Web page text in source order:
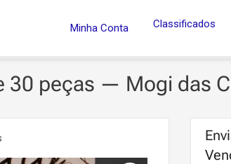
Minha Conta Classificados
peças — Mogi das